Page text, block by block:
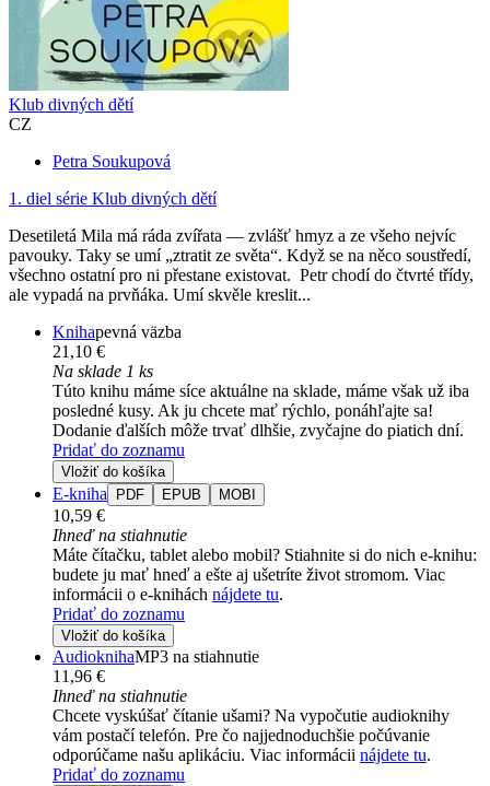
Klub divných dětí
CZ
Petra Soukupová
1. diel série Klub divných dětí
Desetiletá Mila má ráda zvířata — zvlášť hmyz a ze všeho nejvíc
pavouky. Taky se umí „ztratit ze světa“. Když se na něco soustředí,
všechno ostatní pro ni přestane existovat. Petr chodí do čtvrté třídy,
ale vypadá na prvňáka. Umí skvěle kreslit...
Knihapevná väzba
21,10 €
Na sklade 1 ks
Túto knihu máme síce aktuálne na sklade, máme však už iba
posledné kusy. Ak ju chcete mať rýchlo, ponáhľajte sa!
Dodanie ďalších môže trvať dlhšie, zvyčajne do piatich dní.
Pridať do zoznamu
Vložiť do košíka
E-kniha PDF EPUB MOBI
10,59 €
Ihneď na stiahnutie
Máte čítačku, tablet alebo mobil? Stiahnite si do nich e-knihu:
budete ju mať hneď a ešte aj ušetríte život stromom. Viac
informácii o e-knihách nájdete tu.
Pridať do zoznamu
Vložiť do košíka
AudioknihaMP3 na stiahnutie
11,96 €
Ihneď na stiahnutie
Chcete vyskúšať čítanie ušami? Na vypočutie audioknihy
vám postačí telefón. Pre čo najjednoduchšie počúvanie
odporúčame našu aplikáciu. Viac informácii nájdete tu.
Pridať do zoznamu